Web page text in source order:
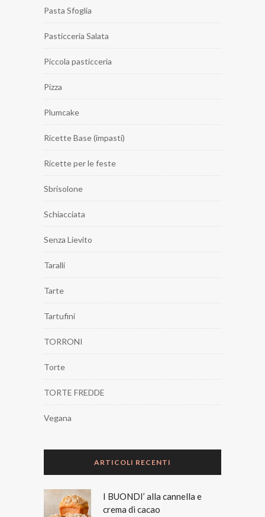
Pasta Sfoglia
Pasticceria Salata
Piccola pasticceria
Pizza
Plumcake
Ricette Base (impasti)
Ricette per le feste
Sbrisolone
Schiacciata
Senza Lievito
Taralli
Tarte
Tartufini
TORRONI
Torte
TORTE FREDDE
Vegana
ARTICOLI RECENTI
I BUONDI’ alla cannella e
crema di cacao